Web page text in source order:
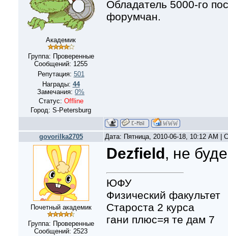
Академик
Группа: Проверенные
Сообщений: 1255
Репутация: 501
Награды: 44
Замечания: 0%
Статус: Offline
Город: S-Petersburg
Обладатель 5000-го
форумчан.
govorilka2705 Дата: Пятница, 2010-06-18, 10:12 AM |
Почетный академик
Группа: Проверенные
Сообщений: 2523
Dezfield , не
ЮФУ
Физический факультет
Староста 2 курса
гани плюс=я те дам 7